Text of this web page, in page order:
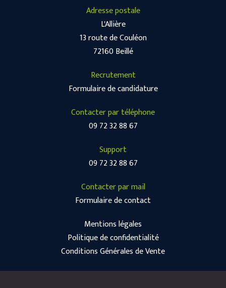
Adresse postale
L'Allière
13 route de Couléon
72160 Beillé
Recrutement
Formulaire de candidature
Contacter par téléphone
09 72 32 88 67
Support
09 72 32 88 67
Contacter par mail
Formulaire de contact
Mentions légales
Politique de confidentialité
Conditions Générales de Vente